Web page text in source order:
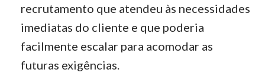
recrutamento que atendeu às necessidades
imediatas do cliente e que poderia
facilmente escalar para acomodar as
futuras exigências.